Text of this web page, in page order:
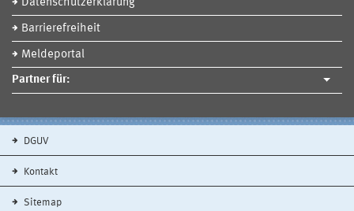
Datenschutzerklärung
Barrierefreiheit
Meldeportal
Partner für:
DGUV
Kontakt
Sitemap